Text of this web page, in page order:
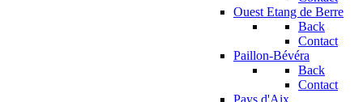
Ouest Etang de Berre
Back
Contact
Paillon-Bévéra
Back
Contact
Pays d'Aix